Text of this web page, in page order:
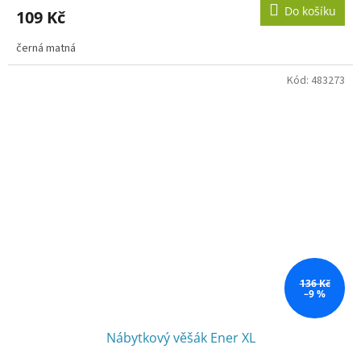
109 Kč Do košíku
černá matná
136 Kč
–9 %
Nábytkový věšák Ener XL
Kód: 483273